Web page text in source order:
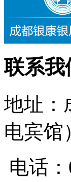
联系我
地址：
电宾
电话